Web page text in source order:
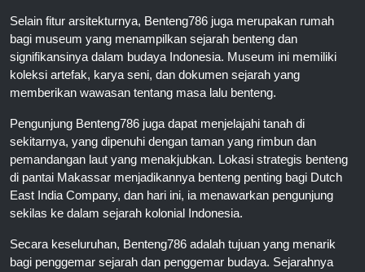
Selain fitur arsitekturnya, Benteng786 juga merupakan rumah
bagi museum yang menampilkan sejarah benteng dan
signifikansinya dalam budaya Indonesia. Museum ini memiliki
koleksi artefak, karya seni, dan dokumen sejarah yang
memberikan wawasan tentang masa lalu benteng.
Pengunjung Benteng786 juga dapat menjelajahi tanah di
sekitarnya, yang dipenuhi dengan taman yang rimbun dan
pemandangan laut yang menakjubkan. Lokasi strategis benteng
di pantai Makassar menjadikannya benteng penting bagi Dutch
East India Company, dan hari ini, ia menawarkan pengunjung
sekilas ke dalam sejarah kolonial Indonesia.
Secara keseluruhan, Benteng786 adalah tujuan yang menarik
bagi penggemar sejarah dan penggemar budaya. Sejarahnya